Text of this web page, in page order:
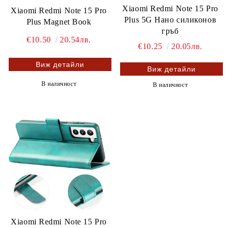
Xiaomi Redmi Note 15 Pro
Plus Magnet Book
€10.50 20.54лв.
Виж детайли
В наличност
Xiaomi Redmi Note 15 Pro
Plus 5G Нано силиконов
гръб
€10.25
20.05лв.
Виж детайли
В наличност
Xiaomi Redmi Note 15 Pro